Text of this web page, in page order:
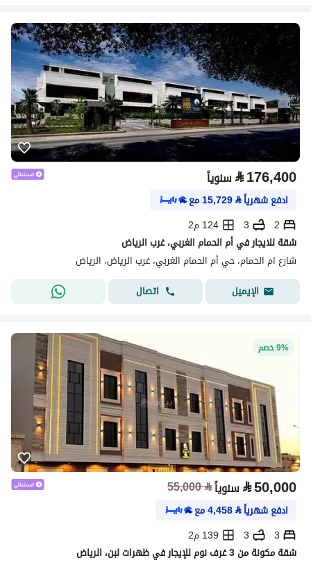
⃁176,400 سنوياً
ادفع شهرياً⃁
15,729مع
2
3
124 م2
شقة للايجار في أم الحمام الغربي، غرب الرياض
شارع ام الحمام، حي أم الحمام الغربي، غرب الرياض، الرياض
الإيميل
اتصال
9% خصم
⃁50,000 سنوياً⃁
55,000
ادفع شهرياً⃁
4,458مع
3
3
139 م2
شقة مكونة من 3 غرف نوم للإيجار في ظهرات لبن، الرياض